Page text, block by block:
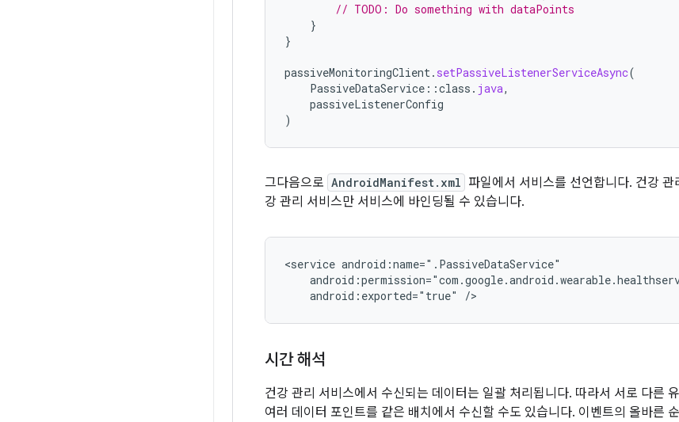
// TODO: Do something with dataPoints
}
}
passiveMonitoringClient. setPassiveListenerServiceAsync(
PassiveDataService ::class . java,
passiveListenerConfig
)
그다음으로 AndroidManifest.xml 파일에서 서비스를 선언합니다. 건강
강 관리 서비스만 서비스에 바인딩될 수 있습니다.
<service
android:exported="true"
시간 해석
건강 관리 서비스에서 수신되는 데이터는 일괄 처리됩니다. 따라서 서로 다른
여러 데이터 포인트를 같은 배치에서 수신할 수도 있습니다. 이벤트의 올바른